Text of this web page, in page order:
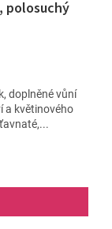
polosuchý
doplněné vůní
a květinového